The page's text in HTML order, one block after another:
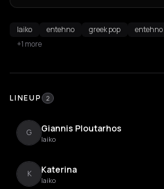
laiko entehno greek pop
entehno
+1 more
LINEUP 2
G Giannis Ploutarhos
laiko
K Katerina
laiko